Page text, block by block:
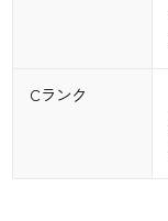
Cランク